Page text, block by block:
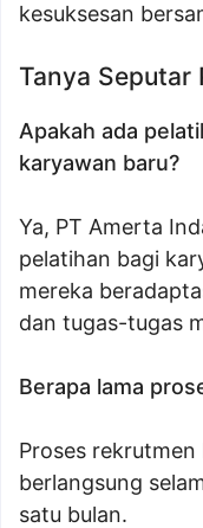
kesuksesan
Tanya Seputar
Apakah ada
karyawan baru?
Ya, PT Amerta
pelatihan bagi
mereka
dan tugas-tugas
Berapa lama
Proses
berlangsung
satu bulan.